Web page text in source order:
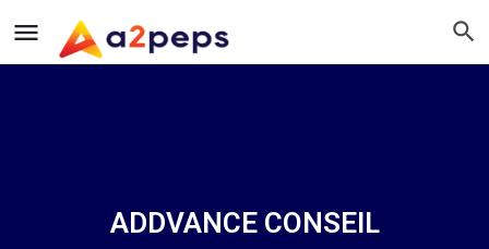
ADDVANCE CONSEIL